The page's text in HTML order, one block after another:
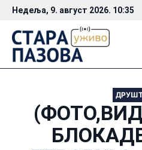
Недеља, 9. август 2026. 10:35